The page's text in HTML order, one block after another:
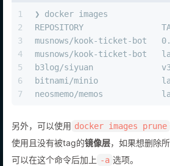
1
2
3
4
5
6
7
❯ docker images
REPOSITORY
musnows/kook-ticket-bot
musnows/kook-ticket-bot
b3log/siyuan
bitnami/minio
neosmemo/memos
另外，可以使用 docker images prune
使用且没有被tag的镜像层，如果想删除
可以在这个命令后加上 -a 选项。